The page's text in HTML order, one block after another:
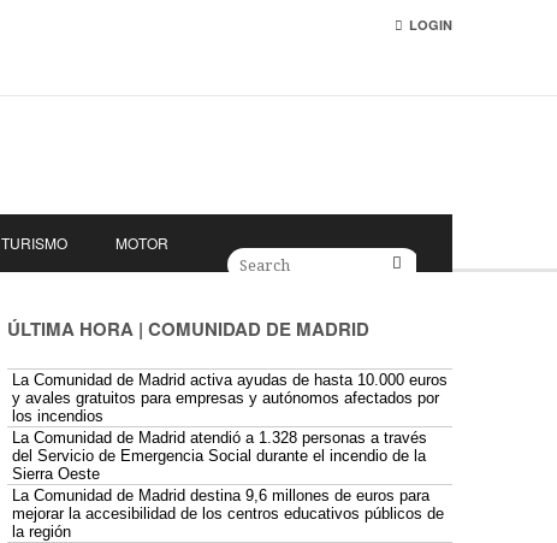
LOGIN
TURISMO MOTOR
ÚLTIMA HORA | COMUNIDAD DE MADRID
La Comunidad de Madrid activa ayudas de hasta 10.000 euros
y avales gratuitos para empresas y autónomos afectados por
los incendios
La Comunidad de Madrid atendió a 1.328 personas a través
del Servicio de Emergencia Social durante el incendio de la
Sierra Oeste
La Comunidad de Madrid destina 9,6 millones de euros para
mejorar la accesibilidad de los centros educativos públicos de
la región